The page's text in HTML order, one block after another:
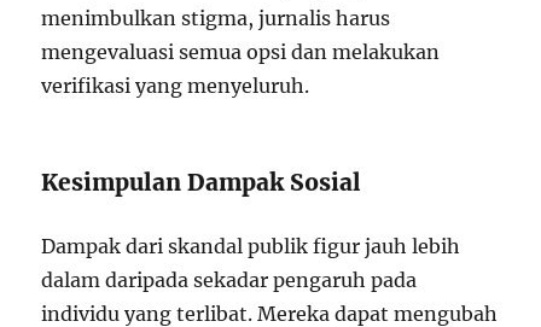
menimbulkan stigma, jurnalis harus
mengevaluasi semua opsi dan melakukan
verifikasi yang menyeluruh.
Kesimpulan Dampak Sosial
Dampak dari skandal publik figur jauh lebih
dalam daripada sekadar pengaruh pada
individu yang terlibat. Mereka dapat mengubah